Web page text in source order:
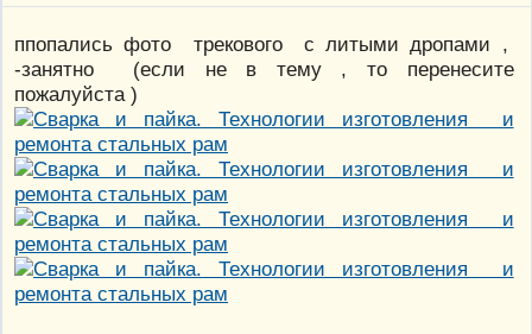
ппопались фото трекового с литыми дропами ,
-занятно (если не в тему , то перенесите
пожалуйста )